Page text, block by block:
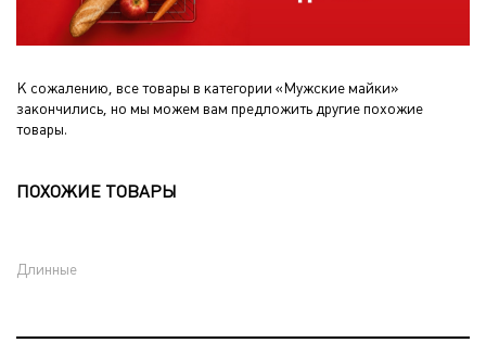
К сожалению, все товары в категории «Мужские майки»
закончились, но мы можем вам предложить другие похожие
товары.
ПОХОЖИЕ ТОВАРЫ
Длинные